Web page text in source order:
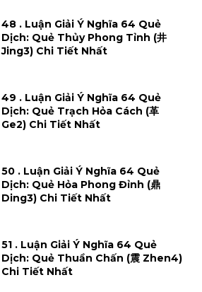
48 . Luận Giải Ý Nghĩa 64 Quẻ
Dịch: Quẻ Thủy Phong Tỉnh (井
Jing3) Chi Tiết Nhất
49 . Luận Giải Ý Nghĩa 64 Quẻ
Dịch: Quẻ Trạch Hỏa Cách (革
Ge2) Chi Tiết Nhất
50 . Luận Giải Ý Nghĩa 64 Quẻ
Dịch: Quẻ Hỏa Phong Đỉnh (鼎
Ding3) Chi Tiết Nhất
51 . Luận Giải Ý Nghĩa 64 Quẻ
Dịch: Quẻ Thuần Chấn (震 Zhen4)
Chi Tiết Nhất